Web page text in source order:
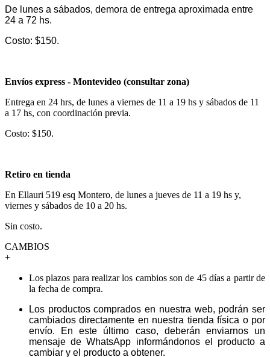
De lunes a sábados, demora de entrega aproximada entre
24 a 72 hs.
Costo: $150.
Envíos express - Montevideo (consultar zona)
Entrega en 24 hrs, de lunes a viernes de 11 a 19 hs y sábados de 11
a 17 hs, con coordinación previa.
Costo: $150.
Retiro en tienda
En Ellauri 519 esq Montero, de lunes a jueves de 11 a 19 hs y,
viernes y sábados de 10 a 20 hs.
Sin costo.
CAMBIOS
+
Los plazos para realizar los cambios son de 45 días a partir de
la fecha de compra.
Los productos comprados en nuestra web, podrán ser
cambiados directamente en nuestra tienda física o por
envío. En este último caso, deberán enviarnos un
mensaje de WhatsApp informándonos el producto a
cambiar y el producto a obtener.